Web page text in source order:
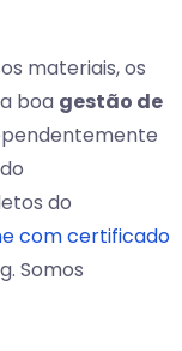
materiais, os
boa gestão de
do
com certificado
Somos